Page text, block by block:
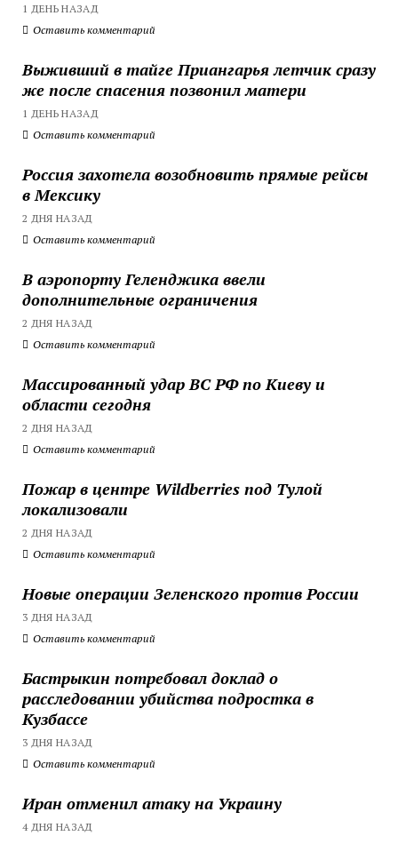
1 ДЕНЬ НАЗАД
Оставить комментарий
Выживший в тайге Приангарья летчик сразу
же после спасения позвонил матери
1 ДЕНЬ НАЗАД
Оставить комментарий
Россия захотела возобновить прямые рейсы
в Мексику
2 ДНЯ НАЗАД
Оставить комментарий
В аэропорту Геленджика ввели
дополнительные ограничения
2 ДНЯ НАЗАД
Оставить комментарий
Массированный удар ВС РФ по Киеву и
области сегодня
2 ДНЯ НАЗАД
Оставить комментарий
Пожар в центре Wildberries под Тулой
локализовали
2 ДНЯ НАЗАД
Оставить комментарий
Новые операции Зеленского против России
3 ДНЯ НАЗАД
Оставить комментарий
Бастрыкин потребовал доклад о
расследовании убийства подростка в
Кузбассе
3 ДНЯ НАЗАД
Оставить комментарий
Иран отменил атаку на Украину
4 ДНЯ НАЗАД